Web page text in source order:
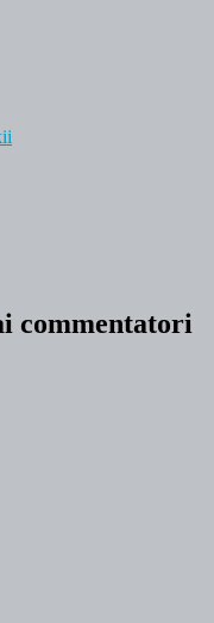
commentatori